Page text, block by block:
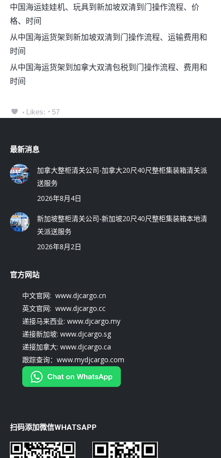
中国海运娃娃机、玩具到新加坡双清到门操作流程、价
格、时间
从中国海运货架到新加坡双清到门操作流程、运输费用和
时间
从中国海运货架到加拿大双清包税到门操作流程、费用和
时间
Likes: 57
最新消息
加拿大整柜清关公司-加拿大20尺40尺整柜集装箱清关派
送服务
2026年8月4日
新加坡整柜清关公司-新加坡20尺40尺整柜集装箱本地清
关派送服务
2026年8月2日
官方网站
中文官网: www.djcargo.cn
英文官网: www.djcargo.cc
递接马来西业: www.djcargo.my
递接新加坡: www.djcargo.sg
递接加拿大: www.djcargo.ca
跟踪查询：www.mydjcargo.com
扫码添加微信WHATSAPP